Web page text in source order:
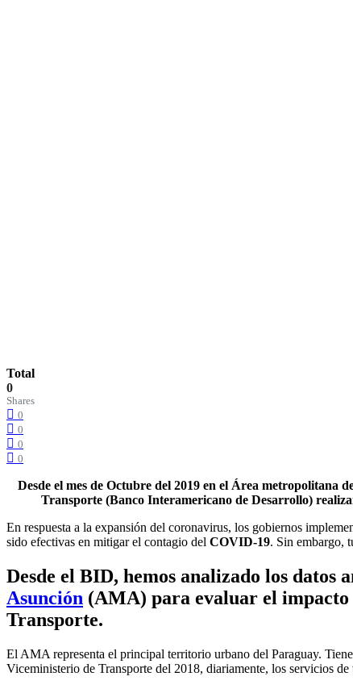
Total
0
Shares
0
0
0
0
Desde el mes de Octubre del 2019 en el Área metropolitana
Transporte (Banco Interamericano de Desarrollo)
En respuesta a la expansión del coronavirus, los gobiernos
sido efectivas en mitigar el contagio del COVID-19. Sin embargo,
Desde el BID, hemos analizado los datos
Asunción (AMA) para evaluar el impacto
Transporte.
El AMA representa el principal territorio urbano del Paraguay.
Viceministerio de Transporte del 2018, diariamente, los servicios